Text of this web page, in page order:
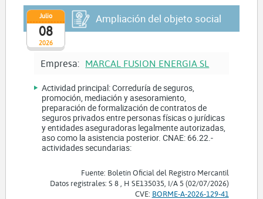
2026
Julio
08
Ampliación del objeto social
Empresa: MARCAL FUSION ENERGIA SL
Actividad principal: Correduría de seguros,
promoción, mediación y asesoramiento,
preparación de formalización de contratos de
seguros privados entre personas físicas o jurídicas
y entidades aseguradoras legalmente autorizadas,
aso como la asistencia posterior. CNAE: 66.22.-
actividades secundarias:
Fuente: Boletín Oficial del Registro Mercantil
Datos registrales: S 8 , H SE135035, I/A 5 (02/07/2026)
CVE: BORME-A-2026-129-41